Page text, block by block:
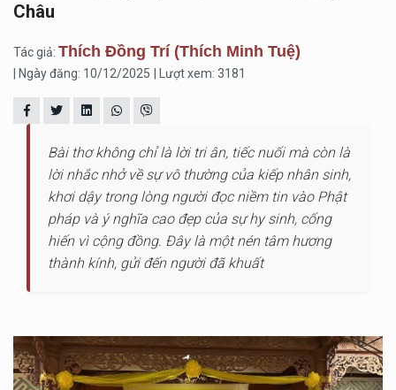
Châu
Tác giả: Thích Đồng Trí (Thích Minh Tuệ)
| Ngày đăng: 10/12/2025 | Lượt xem: 3181
Bài thơ không chỉ là lời tri ân, tiếc nuối mà còn là
lời nhắc nhở về sự vô thường của kiếp nhân sinh,
khơi dậy trong lòng người đọc niềm tin vào Phật
pháp và ý nghĩa cao đẹp của sự hy sinh, cống
hiến vì cộng đồng. Đây là một nén tâm hương
thành kính, gửi đến người đã khuất